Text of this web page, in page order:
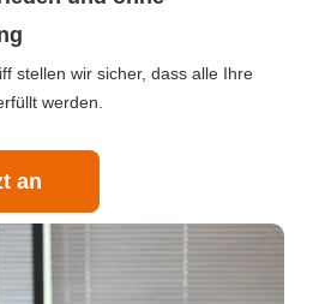
stellen wir sicher, dass alle Ihre
werden.
an